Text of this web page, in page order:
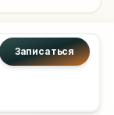
Записаться